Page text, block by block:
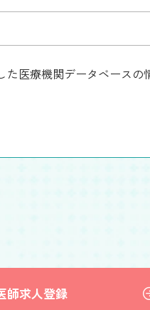
医療機関データベースの
師求人登録